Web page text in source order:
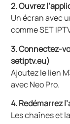
2. Ouvrez
Un écran avec
comme SET
3. Connectez-
setiptv.eu)
Ajoutez le lien
avec Neo Pro.
4. Redémarrez
Les chaînes et